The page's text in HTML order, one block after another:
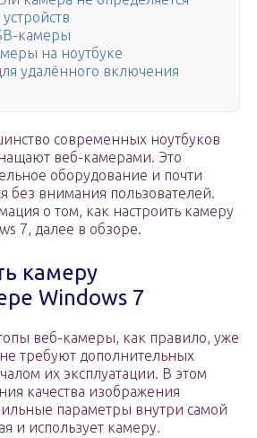
камеры
на ноутбуке
удалённого включения
современных ноутбуков
веб-камерами. Это
оборудование и почти
без внимания пользователей.
о том, как настроить камеру
7, далее в обзоре.
камеру
Windows 7
веб-камеры, как правило, уже
требуют дополнительных
их эксплуатации. В этом
качества изображения
параметры внутри самой
и использует камеру.